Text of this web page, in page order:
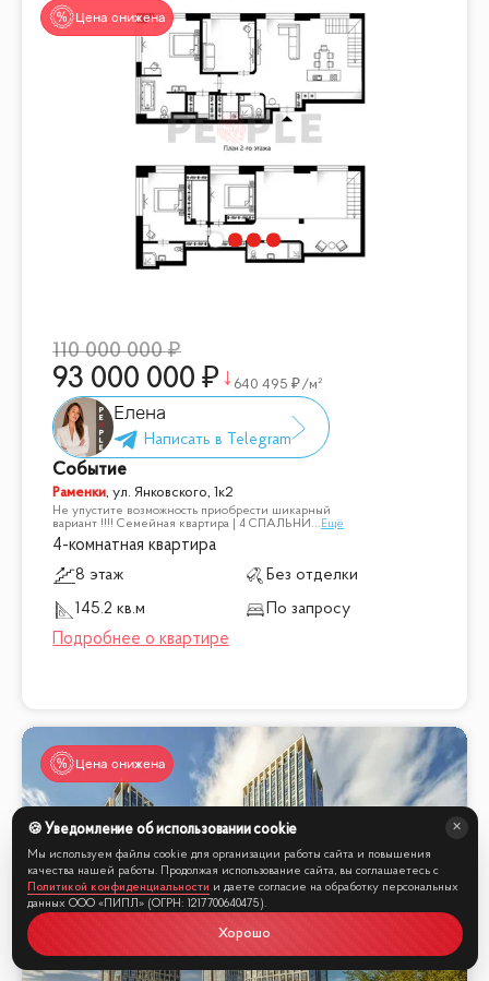
Цена снижена
110 000 000
93 000 000 640 495 /м²
Елена
Событие
Раменки,ул. Янковского, 1к2
Не упустите возможность приобрести шикарный
вариант !!!! Семейная квартира | 4 СПАЛЬНИ ... Ещё
4-комнатная квартира
8 этаж
Без отделки
145.2 кв.м
По запросу
Цена снижена
🍪 Уведомление об использовании cookie
Мы используем файлы cookie для организации работы сайта и повышения
качества нашей работы. Продолжая использование сайта, вы соглашаетесь с
Политикой конфиденциальности и даете согласие на обработку персональных
данных ООО «ПИПЛ» (ОГРН: 1217700640475).
Хорошо